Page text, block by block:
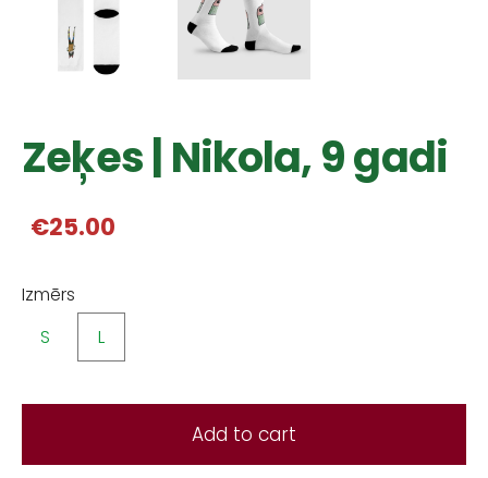
Zeķes | Nikola, 9 gadi
€25.00
Izmērs
S
L
Add to cart